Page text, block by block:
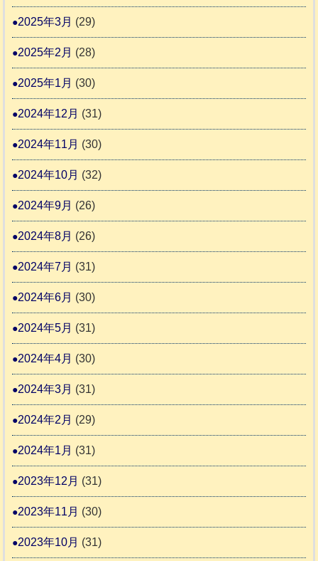
2025年3月 (29)
2025年2月 (28)
2025年1月 (30)
2024年12月 (31)
2024年11月 (30)
2024年10月 (32)
2024年9月 (26)
2024年8月 (26)
2024年7月 (31)
2024年6月 (30)
2024年5月 (31)
2024年4月 (30)
2024年3月 (31)
2024年2月 (29)
2024年1月 (31)
2023年12月 (31)
2023年11月 (30)
2023年10月 (31)